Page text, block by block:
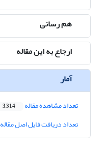
هم رسانی
ارجاع به این مقاله
آمار
تعداد مشاهده مقاله 3,314
تعداد دریافت فایل اصل مقاله